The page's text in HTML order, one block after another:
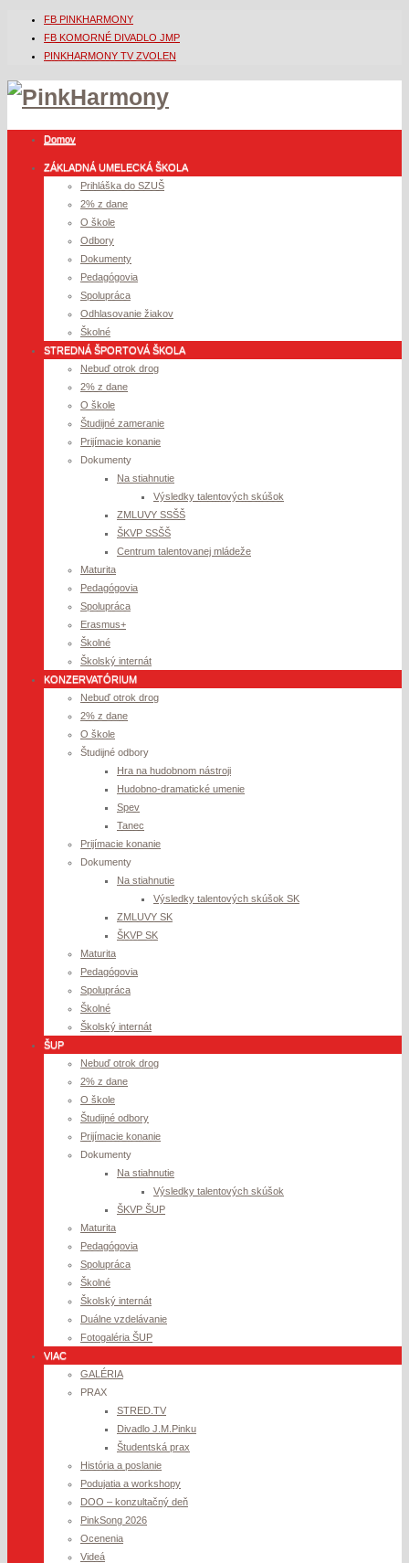
FB PINKHARMONY
FB KOMORNÉ DIVADLO JMP
PINKHARMONY TV ZVOLEN
Domov
ZÁKLADNÁ UMELECKÁ ŠKOLA
Prihláška do SZUŠ
2% z dane
O škole
Odbory
Dokumenty
Pedagógovia
Spolupráca
Odhlasovanie žiakov
Školné
STREDNÁ ŠPORTOVÁ ŠKOLA
Nebuď otrok drog
2% z dane
O škole
Študijné zameranie
Prijímacie konanie
Dokumenty
Na stiahnutie
Výsledky talentových skúšok
ZMLUVY SSŠŠ
ŠKVP SSŠŠ
Centrum talentovanej mládeže
Maturita
Pedagógovia
Spolupráca
Erasmus+
Školné
Školský internát
KONZERVATÓRIUM
Nebuď otrok drog
2% z dane
O škole
Študijné odbory
Hra na hudobnom nástroji
Hudobno-dramatické umenie
Spev
Tanec
Prijímacie konanie
Dokumenty
Na stiahnutie
Výsledky talentových skúšok SK
ZMLUVY SK
ŠKVP SK
Maturita
Pedagógovia
Spolupráca
Školné
Školský internát
ŠUP
Nebuď otrok drog
2% z dane
O škole
Študijné odbory
Prijímacie konanie
Dokumenty
Na stiahnutie
Výsledky talentových skúšok
ŠKVP ŠUP
Maturita
Pedagógovia
Spolupráca
Školné
Školský internát
Duálne vzdelávanie
Fotogaléria ŠUP
VIAC
GALÉRIA
PRAX
STRED.TV
Divadlo J.M.Pinku
Študentská prax
História a poslanie
Podujatia a workshopy
DOO – konzultačný deň
PinkSong 2026
Ocenenia
Videá